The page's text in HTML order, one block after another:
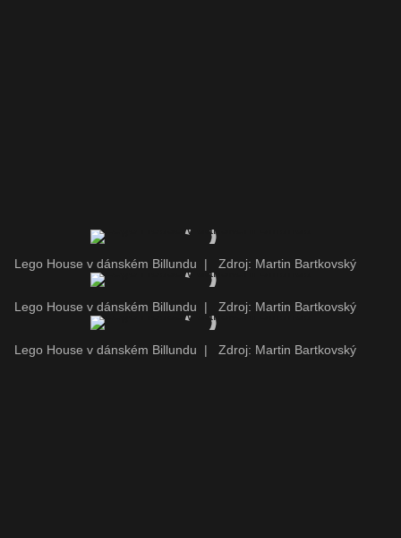
Lego House v dánském Billundu | Zdroj: Martin Bartkovský
Lego House v dánském Billundu | Zdroj: Martin Bartkovský
Lego House v dánském Billundu | Zdroj: Martin Bartkovský